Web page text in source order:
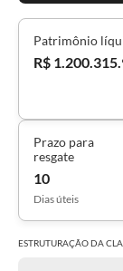
Patrimônio
R$
Prazo para
resgate
10
Dias úteis
ESTRUTURAÇÃO DA